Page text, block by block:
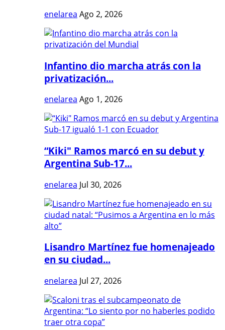
enelarea Ago 2, 2026
Infantino dio marcha atrás con la
privatización...
enelarea Ago 1, 2026
“Kiki" Ramos marcó en su debut y
Argentina Sub-17...
enelarea Jul 30, 2026
Lisandro Martínez fue homenajeado
en su ciudad...
enelarea Jul 27, 2026